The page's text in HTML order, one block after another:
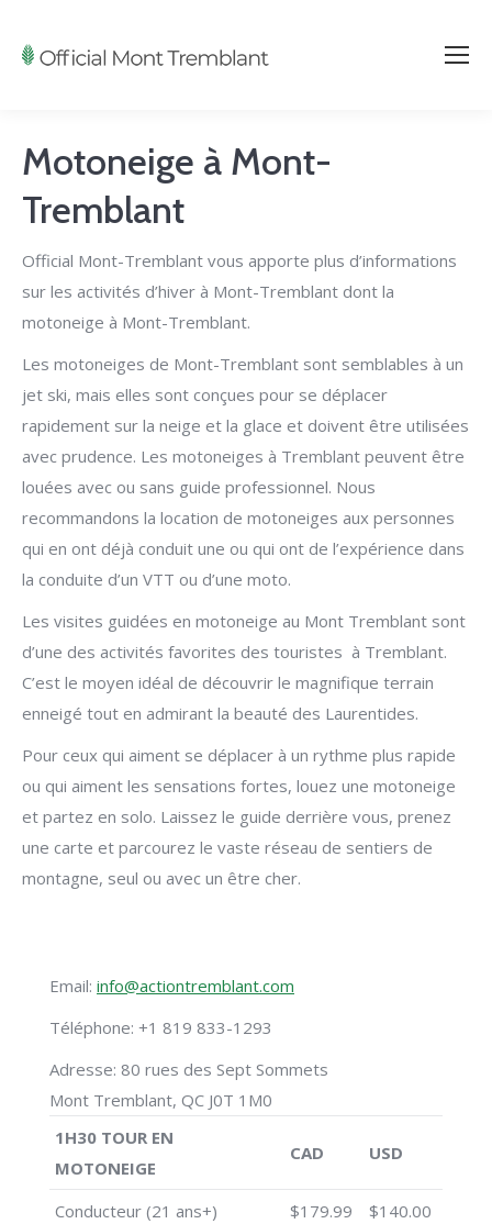
Motoneige à Mont-
Tremblant
Official Mont-Tremblant vous apporte plus d’informations
sur les activités d’hiver à Mont-Tremblant dont la
motoneige à Mont-Tremblant.
Les motoneiges de Mont-Tremblant sont semblables à un
jet ski, mais elles sont conçues pour se déplacer
rapidement sur la neige et la glace et doivent être utilisées
avec prudence. Les motoneiges à Tremblant peuvent être
louées avec ou sans guide professionnel. Nous
recommandons la location de motoneiges aux personnes
qui en ont déjà conduit une ou qui ont de l’expérience dans
la conduite d’un VTT ou d’une moto.
Les visites guidées en motoneige au Mont Tremblant sont
d’une des activités favorites des touristes à Tremblant.
C’est le moyen idéal de découvrir le magnifique terrain
enneigé tout en admirant la beauté des Laurentides.
Pour ceux qui aiment se déplacer à un rythme plus rapide
ou qui aiment les sensations fortes, louez une motoneige
et partez en solo. Laissez le guide derrière vous, prenez
une carte et parcourez le vaste réseau de sentiers de
montagne, seul ou avec un être cher.
Email: info@actiontremblant.com
Téléphone: +1 819 833-1293
Adresse: 80 rues des Sept Sommets
Mont Tremblant, QC J0T 1M0
1H30 TOUR EN
MOTONEIGE
CAD USD
Conducteur (21 ans+) $179.99
$140.00